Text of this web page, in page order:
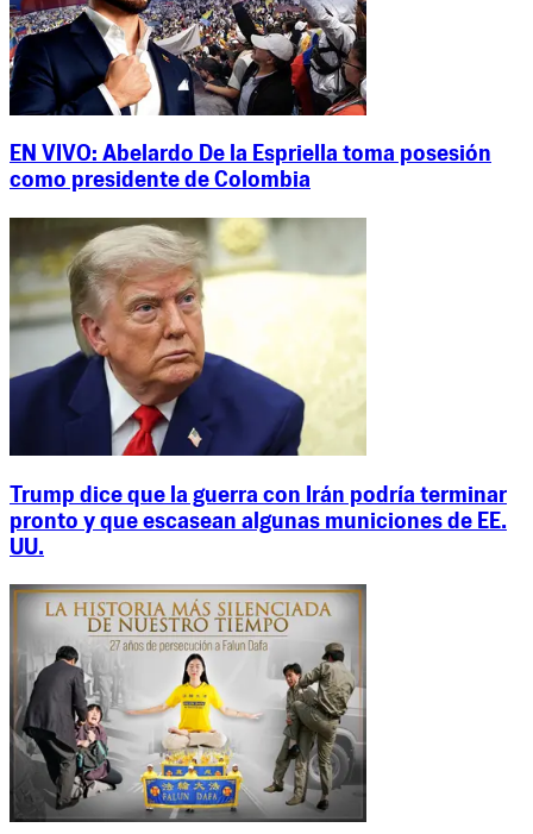
EN VIVO: Abelardo De la Espriella toma posesión
como presidente de Colombia
Trump dice que la guerra con Irán podría terminar
pronto y que escasean algunas municiones de EE.
UU.